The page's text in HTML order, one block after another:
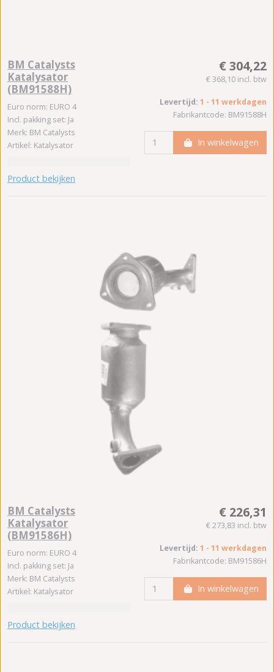
BM Catalysts
Katalysator
(BM91588H)
Euro norm: EURO 4
Incl. pakking set: Ja
Merk: BM Catalysts
Artikel: Katalysator
Product bekijken
€ 304,22
€ 368,10 incl. btw
Levertijd: 1 - 11 werkdagen
Fabrikantcode: BM91588H
In winkelwagen
BM Catalysts
Katalysator
(BM91586H)
Euro norm: EURO 4
Incl. pakking set: Ja
Merk: BM Catalysts
Artikel: Katalysator
Product bekijken
€ 226,31
€ 273,83 incl. btw
Levertijd: 1 - 11 werkdagen
Fabrikantcode: BM91586H
In winkelwagen